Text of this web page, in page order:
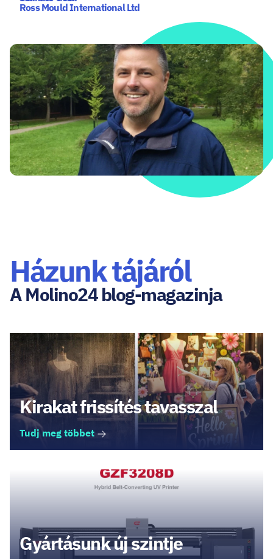
Ross Mould International Ltd
Házunk tájáról
A Molino24 blog-magazinja
Kirakat frissítés tavasszal
Tudj meg többet
Gyártásunk új szintje